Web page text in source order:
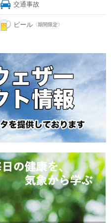
交通事故
ビール 〈期間限定〉